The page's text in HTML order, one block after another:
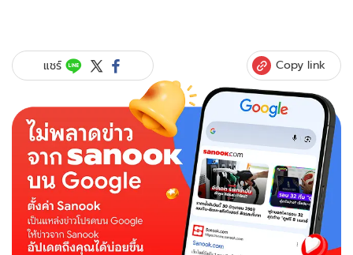
แชร์ Copy link